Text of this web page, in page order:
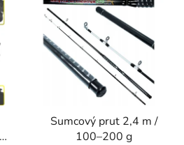
Sumcový prut 2,4 m /
100–200 g